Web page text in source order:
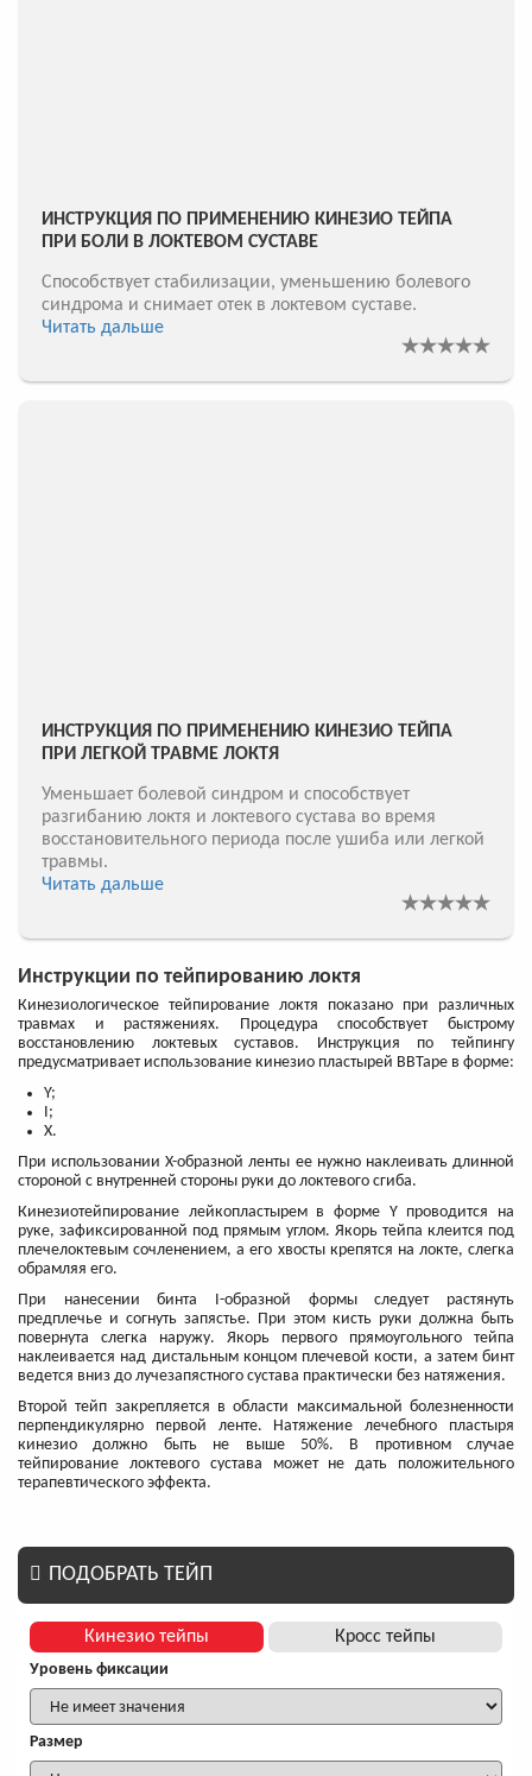
ИНСТРУКЦИЯ ПО ПРИМЕНЕНИЮ КИНЕЗИО ТЕЙПА
ПРИ БОЛИ В ЛОКТЕВОМ СУСТАВЕ
Способствует стабилизации, уменьшению болевого
синдрома и снимает отек в локтевом суставе.
Читать дальше
ИНСТРУКЦИЯ ПО ПРИМЕНЕНИЮ КИНЕЗИО ТЕЙПА
ПРИ ЛЕГКОЙ ТРАВМЕ ЛОКТЯ
Уменьшает болевой синдром и способствует
разгибанию локтя и локтевого сустава во время
восстановительного периода после ушиба или легкой
травмы.
Читать дальше
Инструкции по тейпированию локтя
Кинезиологическое тейпирование локтя показано при различных
травмах и растяжениях. Процедура способствует быстрому
восстановлению локтевых суставов. Инструкция по тейпингу
предусматривает использование кинезио пластырей BBTape в форме:
Y;
I;
X.
При использовании X-образной ленты ее нужно наклеивать длинной
стороной с внутренней стороны руки до локтевого сгиба.
Кинезиотейпирование лейкопластырем в форме Y проводится на
руке, зафиксированной под прямым углом. Якорь тейпа клеится под
плечелоктевым сочленением, а его хвосты крепятся на локте, слегка
обрамляя его.
При нанесении бинта I-образной формы следует растянуть
предплечье и согнуть запястье. При этом кисть руки должна быть
повернута слегка наружу. Якорь первого прямоугольного тейпа
наклеивается над дистальным концом плечевой кости, а затем бинт
ведется вниз до лучезапястного сустава практически без натяжения.
Второй тейп закрепляется в области максимальной болезненности
перпендикулярно первой ленте. Натяжение лечебного пластыря
кинезио должно быть не выше 50%. В противном случае
тейпирование локтевого сустава может не дать положительного
терапевтического эффекта.
ПОДОБРАТЬ ТЕЙП
Кинезио тейпы Кросс тейпы
Уровень фиксации
Размер